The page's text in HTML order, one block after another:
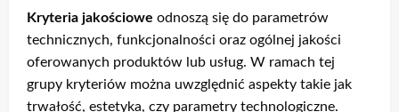
Kryteria jakościowe odnoszą się do parametrów
technicznych, funkcjonalności oraz ogólnej jakości
oferowanych produktów lub usług. W ramach tej
grupy kryteriów można uwzględnić aspekty takie jak
trwałość, estetyka, czy parametry technologiczne.